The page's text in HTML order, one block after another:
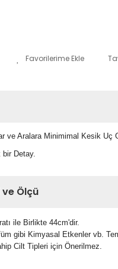
ve Aralara Minimimal Kesik Uç
Detay.
ve Ölçü
ile Birlikte 44cm'dir.
gibi Kimyasal Etkenler vb.
Cilt Tipleri için Önerilmez.